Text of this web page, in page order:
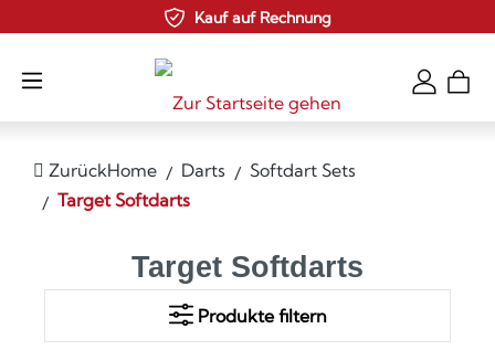
Zum Hauptinhalt springenKauf auf Rechnung
ZurückHome Darts
Softdart Sets
Target Softdarts
Target Softdarts
Produkte filtern